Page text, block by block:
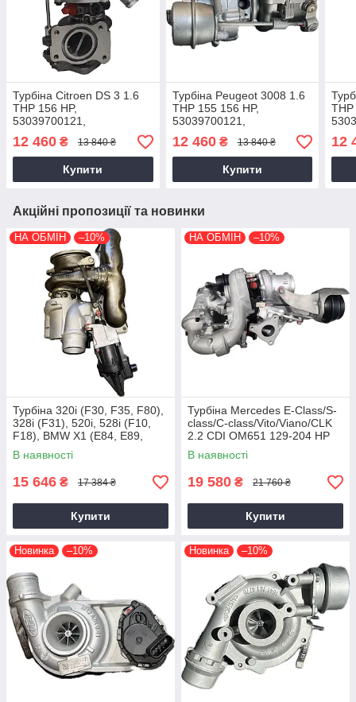
Турбіна Citroen DS 3 1.6
THP 156 HP,
53039700121,
0375N7, 0375R9, 0375L0,
2009+
12 460 ₴ 13 840 ₴
Купити
Турбіна Peugeot 3008 1.6
THP 155 156 HP,
53039700121,
0375R9, 0375N7, 0375L0,
2009+
12 460₴ 13 840 ₴
Купити
THP
12
Акційні пропозиції та новинки
НА ОБМІН –10%
Турбіна 320i (F30, F35, F80),
328i (F31), 520i, 528i (F10,
F18), BMW X1 (E84, E89,
F25) N20B20, 2011+, 2.0 L
В наявності
15 646 ₴ 17 384 ₴
Купити
НА ОБМІН –10%
Турбіна Mercedes E-Class/S-
class/C-class/Vito/Viano/CLK
2.2 CDI OM651 129-204 HP
В наявності
19 580 ₴ 21 760 ₴
Купити
Новинка –10% Новинка –10%